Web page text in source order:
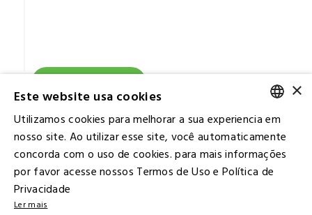
PORTUGUESE
ENGLISH
×
Este website usa cookies
Utilizamos cookies para melhorar a sua experiencia em
nosso site. Ao utilizar esse site, você automaticamente
concorda com o uso de cookies. para mais informações
por favor acesse nossos Termos de Uso e Política de
Privacidade
Ler mais